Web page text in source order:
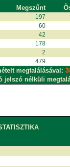
Megszűnt
197
60
42
178
2
479
megtalálásával:
jelszó nélküli